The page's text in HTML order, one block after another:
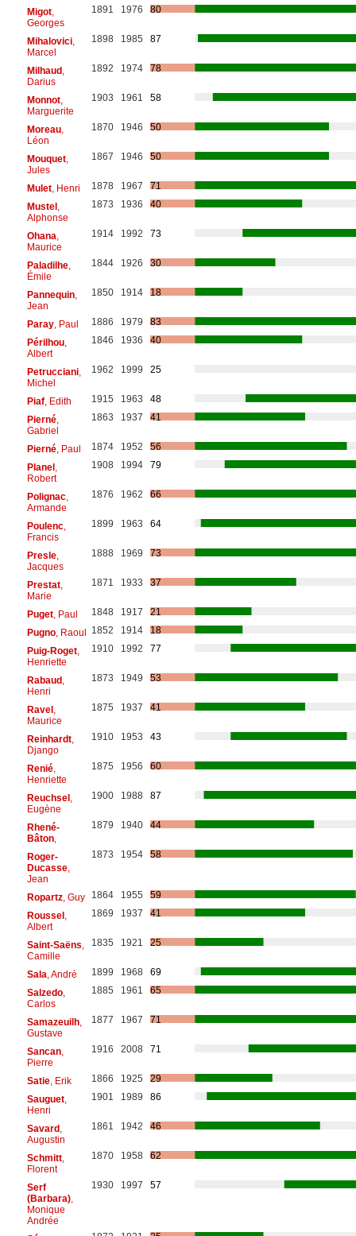
Migot,
Georges
1891 1976 80
Mihalovici,
Marcel
1898 1985 87
Milhaud,
Darius
1892 1974 78
Monnot,
Marguerite
1903 1961 58
Moreau,
Léon
1870 1946 50
Mouquet,
Jules
1867 1946 50
Mulet, Henri 1878 1967
71
Mustel,
Alphonse
1873 1936 40
Ohana
Maurice
1914 1992 73
Paladilhe,
Émile
1844 1926 30
Pannequin,
Jean
1850 1914 18
Paray, Paul 1886 1979
83
Périlhou,
Albert
1846 1936 40
Petrucciani,
Michel
1962 1999 25
Piaf, Edith 1915 1963
48
Pierné,
Gabriel
1863 1937 41
Pierné, Paul 1874 1952
56
Planel,
Robert
1908 1994 79
Polignac,
Armande
1876 1962 66
Poulenc,
Francis
1899 1963 64
Presle,
Jacques
1888 1969 73
Prestat,
Marie
1871 1933 37
Puget, Paul 1848 1917
21
Pugno, Raoul 1852 1914
18
Puig-Roget,
Henriette
1910 1992 77
Rabaud,
Henri
1873 1949 53
Ravel,
Maurice
1875 1937 41
Reinhardt,
Django
1910 1953 43
Renié,
Henriette
1875 1956 60
Reuchsel,
Eugène
1900 1988 87
Rhené-
Bâton,
1879 1940 44
Roger-
Ducasse,
Jean
1873 1954 58
Ropartz, Guy 1864 1955
59
Roussel,
Albert
1869 1937 41
Saint-Saëns
Camille
1835 1921 25
Sala , André 1899 1968
69
Salzedo,
Carlos
1885 1961 65
Samazeuilh,
Gustave
1877 1967 71
Sancan,
Pierre
1916 2008 71
Satie, Erik 1866 1925
29
Sauguet,
Henri
1901 1989 86
Savard,
Augustin
1861 1942 46
Schmitt,
Florent
1870 1958 62
Serf
(Barbara),
Monique
Andrée
1930 1997 57